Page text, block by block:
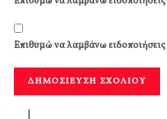
Επιθυμώ να λαμβάνω